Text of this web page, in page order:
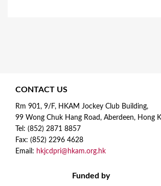
CONTACT US
Rm 901, 9/F, HKAM Jockey Club Building,
99 Wong Chuk Hang Road, Aberdeen, Hong
Tel: (852) 2871 8857
Fax: (852) 2296 4628
Email: hkjcdpri@hkam.org.hk
Funded by